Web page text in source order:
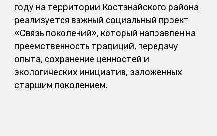
году на территории Костанайского района
реализуется важный социальный проект
«Связь поколений», который направлен на
преемственность традиций, передачу
опыта, сохранение ценностей и
экологических инициатив, заложенных
старшим поколением.